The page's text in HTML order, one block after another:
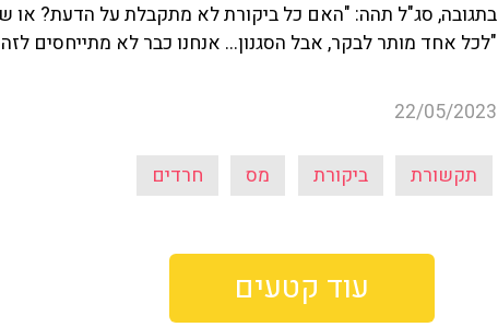
בתגובה, סג"ל תהה: "האם כל ביקורת לא מתקבלת על הדעת? או
"לכל אחד מותר לבקר, אבל הסגנון... אנחנו כבר לא מתייחסים
22/05/2023
תקשורת ביקורת מס חרדים
עוד קטעים